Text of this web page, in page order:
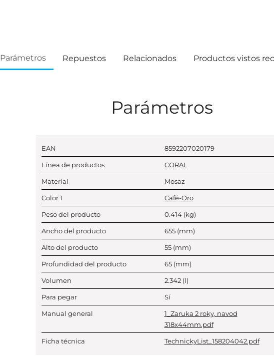
Parámetros Repuestos Relacionados Productos vistos
Parámetros
EAN 8592207020179
Línea de productos CORAL
Material Mosaz
Color 1 Café-Oro
Peso del producto 0.414 (kg)
Ancho del producto 655 (mm)
Alto del producto 55 (mm)
Profundidad del producto 65 (mm)
Volumen 2.342 (l)
Para pegar Sí
Manual general
1_Zaruka 2 roky, navod
318x44mm.pdf
Ficha técnica TechnickyList_158204042.pdf